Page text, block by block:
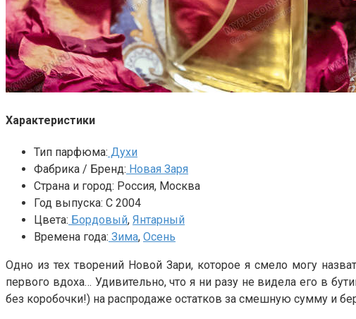
Характеристики
Тип парфюма: Духи
Фабрика / Бренд: Новая Заря
Страна и город: Россия, Москва
Год выпуска: С 2004
Цвета: Бордовый, Янтарный
Времена года: Зима, Осень
Одно из тех творений Новой Зари, которое я смело могу
первого вдоха… Удивительно, что я ни разу не видела его в
без коробочки!) на распродаже остатков за смешную сумму и